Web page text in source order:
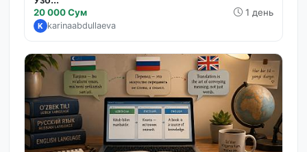
20 000 Сум 1 день
K karinaabdullaeva